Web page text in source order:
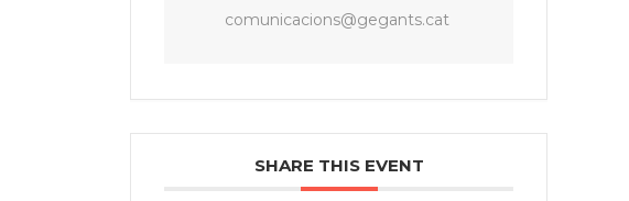
comunicacions@gegants.cat
SHARE THIS EVENT